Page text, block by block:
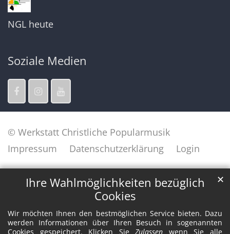
Ihre Wahlmöglichkeiten bezüglich
Cookies
Wir möchten Ihnen den bestmöglichen Service bieten. Dazu
werden Informationen über Ihren Besuch in sogenannten
Cookies gespeichert. Klicken SieZulassen wenn Sie alle
✕
NGL heute
Soziale Medien
© Werkstatt Christliche Popularmusik
Impressum
Datenschutzerklärung Login